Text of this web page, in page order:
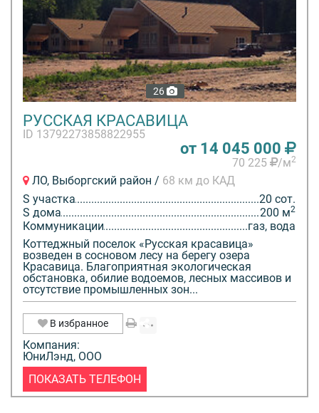
26
РУССКАЯ КРАСАВИЦА
ID 13792273858822955
от 14 045 000
70 225 /м2
ЛО, Выборгский район / 68 км до КАД
S участка
20 сот.
S дома
200 м2
Коммуникации
газ, вода
Коттеджный поселок «Русская красавица»
возведен в сосновом лесу на берегу озера
Красавица. Благоприятная экологическая
обстановка, обилие водоемов, лесных массивов и
отсутствие промышленных зон...
В избранное
Компания:
ЮниЛэнд, ООО
ПОКАЗАТЬ ТЕЛЕФОН